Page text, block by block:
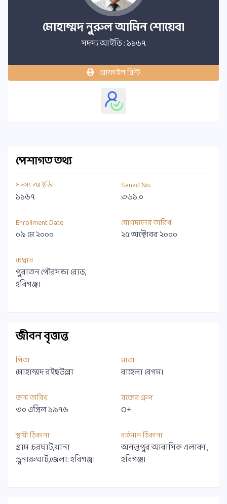
মোহাম্মদ নুরুল আমিন শোয়েব।
সদস্য আইডি : ১১৬৭
প্রোফাইল প্রিন্ট
পেশাগত তথ্য
সদস্য আইডি
১১৬৭
Sanad No.
৩৬১.০
Enrollment Date
০৯ মে ২০০০
যোগদানের তারিখ
২৫ অক্টোবর ২০০০
চেম্বার
পুরাতন পৌরসভা রোড,
হবিগঞ্জ।
জীবন বৃত্তান্ত
পিতা
মোহাম্মদ রইছউল্লা
মাতা
রাহেলা বেগম।
জন্ম তারিখ
৩০ এপ্রিল ১৯৭৬
রক্তের গ্রুপ
O+
স্থায়ী ঠিকানা
গ্রাম :চরঘাট,থানা
:চুনারুঘাট,জেলা: হবিগঞ্জ।
বর্তমান ঠিকানা
অনন্তপুর আবাসিক এলাকা ,
হবিগঞ্জ।